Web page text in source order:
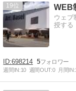
19 WEB
ウェブ
授する
698214 5
週間IN:10 週間OUT:0 月間IN: